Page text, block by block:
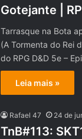
Gotejante |
Tarrasque na Bota
(A Tormenta do Rei
do RPG D&D 5e –
Leia mais »
Rafael 47 24 de
TnB#113: